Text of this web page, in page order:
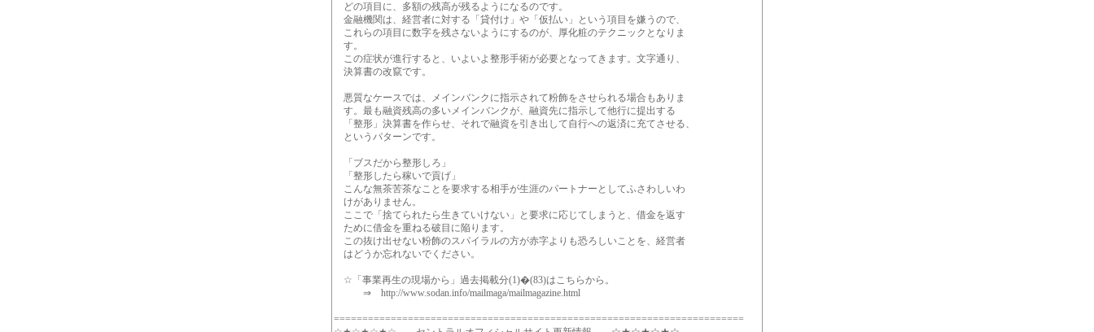
どの項目に、多額の残高が残るようになるのです。
金融機関は、経営者に対する「貸付け」や「仮払い」という項目を嫌うので、
これらの項目に数字を残さないようにするのが、厚化粧のテクニックとなりま
す。
この症状が進行すると、いよいよ整形手術が必要となってきます。文字通り、
決算書の改竄です。
悪質なケースでは、メインバンクに指示されて粉飾をさせられる場合もありま
す。最も融資残高の多いメインバンクが、融資先に指示して他行に提出する
「整形」決算書を作らせ、それで融資を引き出して自行への返済に充てさせる、
というパターンです。
「ブスだから整形しろ」
「整形したら稼いで貢げ」
こんな無茶苦茶なことを要求する相手が生涯のパートナーとしてふさわしいわ
けがありません。
ここで「捨てられたら生きていけない」と要求に応じてしまうと、借金を返す
ために借金を重ねる破目に陥ります。
この抜け出せない粉飾のスパイラルの方が赤字よりも恐ろしいことを、経営者
はどうか忘れないでください。
☆「事業再生の現場から」過去掲載分(1)�(83)はこちらから。
⇒ http://www.sodan.info/mailmaga/mailmagazine.html
========================================================================